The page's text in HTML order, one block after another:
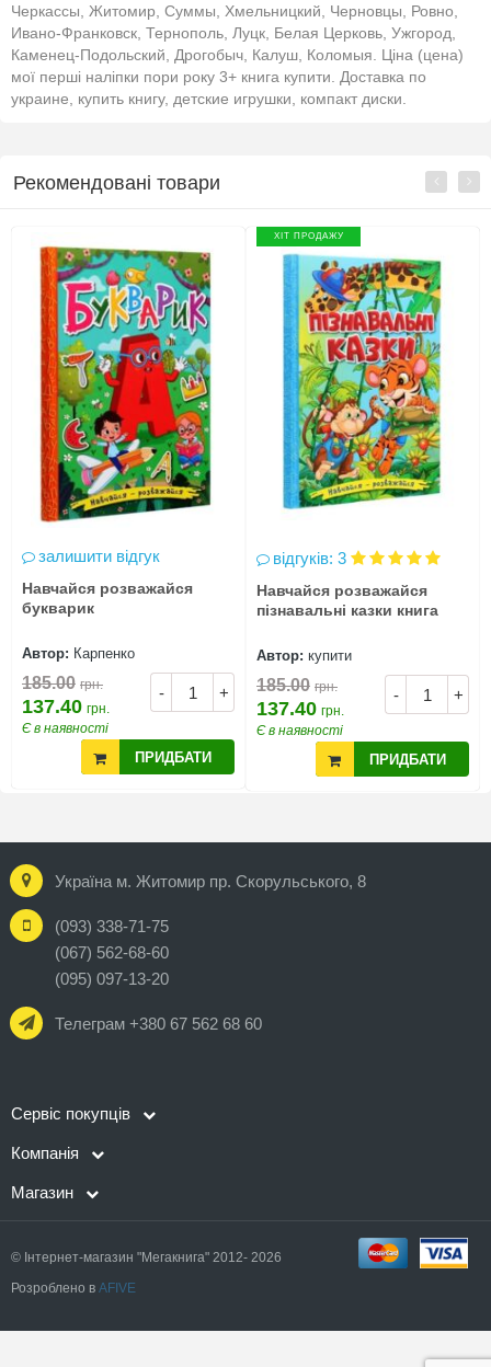
Черкассы, Житомир, Суммы, Хмельницкий, Черновцы, Ровно,
Ивано-Франковск, Тернополь, Луцк, Белая Церковь, Ужгород,
Каменец-Подольский, Дрогобыч, Калуш, Коломыя. Ціна (цена)
мої перші наліпки пори року 3+ книга купити. Доставка по
украине, купить книгу, детские игрушки, компакт диски.
Рекомендовані товари
залишити відгук
Навчайся розважайся
букварик
Автор: Карпенко
- +
185.00 грн.
137.40 грн.
Є в наявності
ПРИДБАТИ
ХІТ ПРОДАЖУ
відгуків: 3
Навчайся розважайся
пізнавальні казки книга
Автор: купити
- +
185.00 грн.
137.40 грн.
Є в наявності
ПРИДБАТИ
Україна м. Житомир пр. Скорульського, 8
(093) 338-71-75
(067) 562-68-60
(095) 097-13-20
Телеграм +380 67 562 68 60
Сервіс покупців
Компанія
Магазин
© Інтернет-магазин "Мегакнига" 2012- 2026
Розроблено в AFIVE